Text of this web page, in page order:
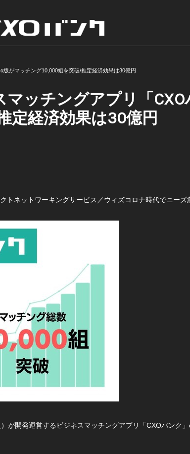
がマッチング10,000組を突破/推定経済効果は30億円
ッチングアプリ「
定経済効果は30億円
トネットワーキングサービス／ウィズコロナ時代でニーズ
が開発運営するビジネスマッチングアプリ「CXOバンク